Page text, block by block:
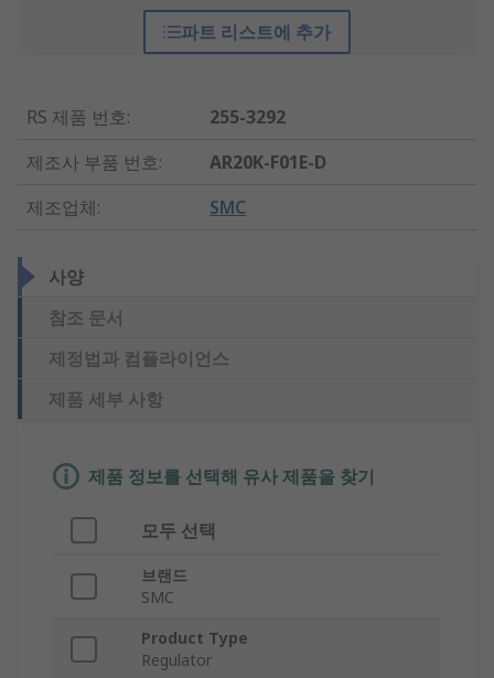
파트 리스트에 추가
RS 제품 번호:
255-3292
제조사 부품 번호:
AR20K-F01E-D
제조업체: SMC
사양
참조 문서
제정법과 컴플라이언스
제품 세부 사항
제품 정보를 선택해 유사 제품을 찾기
모두 선택
브랜드
SMC
Product Type
Regulator